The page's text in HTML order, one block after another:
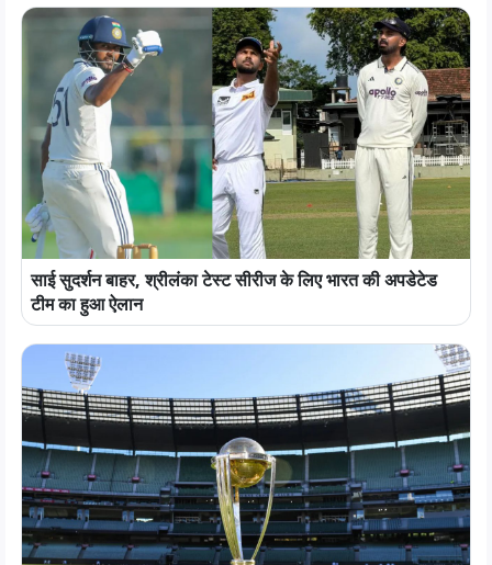
साई सुदर्शन बाहर, श्रीलंका टेस्ट सीरीज के लिए भारत की अपडेटेड
टीम का हुआ ऐलान